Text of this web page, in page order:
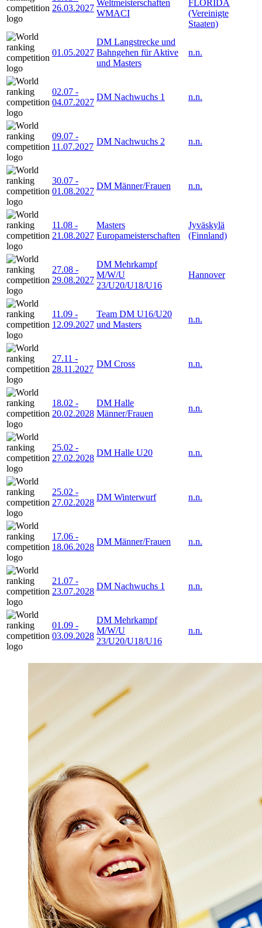
26.03.2027
Weltmeisterschaften
WMACI
FLORIDA
(Vereinigte
Staaten)
01.05.2027
DM Langstrecke und
Bahngehen für Aktive
und Masters
n.n.
02.07 -
04.07.2027
DM Nachwuchs 1 n.n.
09.07 -
11.07.2027
DM Nachwuchs 2 n.n.
30.07 -
01.08.2027
DM Männer/Frauen n.n.
11.08 -
21.08.2027
Masters
Europameisterschaften
Jyväskylä
(Finnland)
27.08 -
29.08.2027
DM Mehrkampf
M/W/U
23/U20/U18/U16
Hannover
11.09 -
12.09.2027
Team DM U16/U20
und Masters
n.n.
27.11 -
28.11.2027
DM Cross n.n.
18.02 -
20.02.2028
DM Halle
Männer/Frauen
n.n.
25.02 -
27.02.2028
DM Halle U20 n.n.
25.02 -
27.02.2028
DM Winterwurf n.n.
17.06 -
18.06.2028
DM Männer/Frauen n.n.
21.07 -
23.07.2028
DM Nachwuchs 1 n.n.
01.09 -
03.09.2028
DM Mehrkampf
M/W/U
23/U20/U18/U16
n.n.